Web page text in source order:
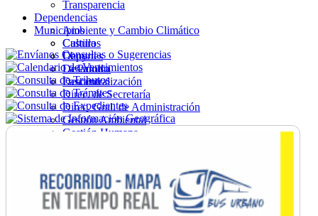
Transparencia
Dependencias
Ambiente y Cambio Climático
Cultura
Deportes
Desarrollo
Descentralización
Direc. de Secretaría
Direc. Gral. de Administración
Gestión Ambiental
Gestión Humana
Ordenamiento
Promoción Social
Salud
Secretaría General
Municipios
Castillos
Chuy
La Paloma
Lascano